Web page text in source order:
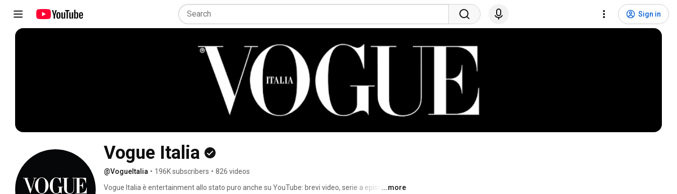
Sign in
Vogue Italia
@VogueItalia • 196K subscribers • 826 videos
Vogue Italia è entertainment allo stato puro anche su YouTube: brevi video, serie a episodi e ...more